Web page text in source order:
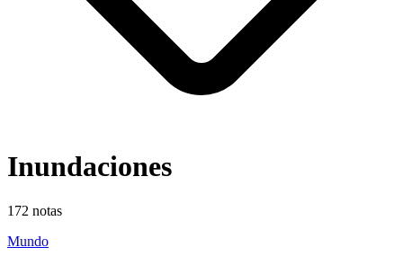
Inundaciones
172 notas
Mundo